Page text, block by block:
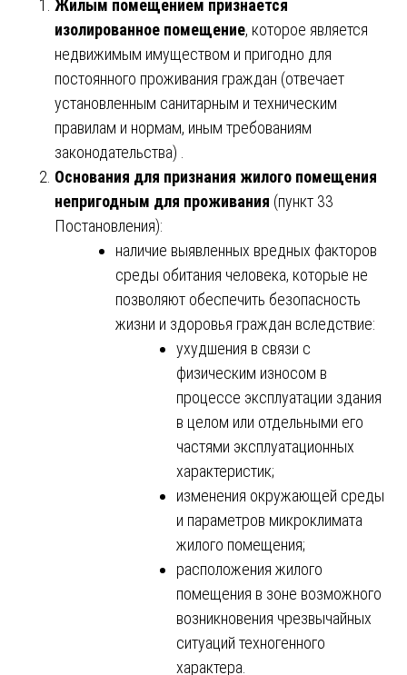
Жилым помещением признается
изолированное помещение, которое является
недвижимым имуществом и пригодно для
постоянного проживания граждан (отвечает
установленным санитарным и техническим
правилам и нормам, иным требованиям
законодательства) .
Основания для признания жилого помещения
непригодным для проживания (пункт 33
Постановления):
наличие выявленных вредных факторов
среды обитания человека, которые не
позволяют обеспечить безопасность
жизни и здоровья граждан вследствие:
ухудшения в связи с
физическим износом в
процессе эксплуатации здания
в целом или отдельными его
частями эксплуатационных
характеристик;
изменения окружающей среды
и параметров микроклимата
жилого помещения;
расположения жилого
помещения в зоне возможного
возникновения чрезвычайных
ситуаций техногенного
характера.